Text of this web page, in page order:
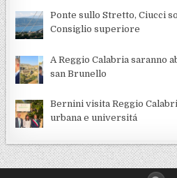
Ponte sullo Stretto, Ciucci
Consiglio superiore
A Reggio Calabria saranno
san Brunello
Bernini visita Reggio
urbana e universitá